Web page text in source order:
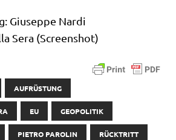
Giu­sep­pe Nar­di
Sera (Screen­shot)
AUFRÜSTUNG
EU GEOPOLITIK
PIETRO PAROLIN RÜCKTRITT